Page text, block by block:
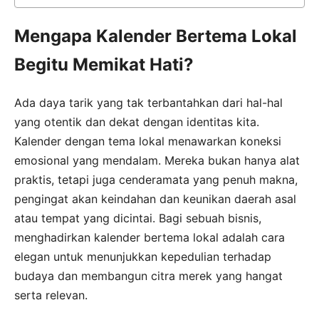
Mengapa Kalender Bertema Lokal
Begitu Memikat Hati?
Ada daya tarik yang tak terbantahkan dari hal-hal
yang otentik dan dekat dengan identitas kita.
Kalender dengan tema lokal menawarkan koneksi
emosional yang mendalam. Mereka bukan hanya alat
praktis, tetapi juga cenderamata yang penuh makna,
pengingat akan keindahan dan keunikan daerah asal
atau tempat yang dicintai. Bagi sebuah bisnis,
menghadirkan kalender bertema lokal adalah cara
elegan untuk menunjukkan kepedulian terhadap
budaya dan membangun citra merek yang hangat
serta relevan.